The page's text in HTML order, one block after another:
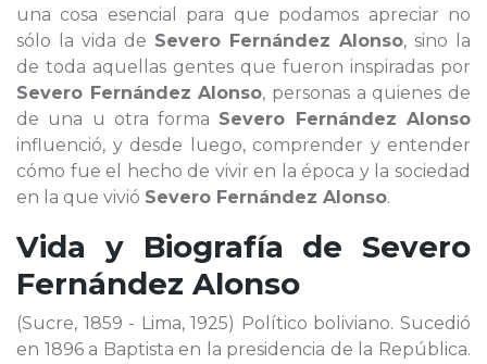
una cosa esencial para que podamos apreciar no
sólo la vida de Severo Fernández Alonso, sino la
de toda aquellas gentes que fueron inspiradas por
Severo Fernández Alonso, personas a quienes de
de una u otra forma Severo Fernández Alonso
influenció, y desde luego, comprender y entender
cómo fue el hecho de vivir en la época y la sociedad
en la que vivió Severo Fernández Alonso.
Vida y Biografía de Severo
Fernández Alonso
(Sucre, 1859 - Lima, 1925) Político boliviano. Sucedió
en 1896 a Baptista en la presidencia de la República.